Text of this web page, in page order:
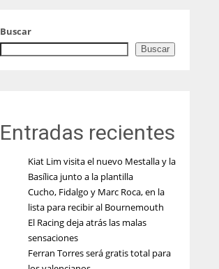
Buscar
Buscar
Entradas recientes
Kiat Lim visita el nuevo Mestalla y la
Basílica junto a la plantilla
Cucho, Fidalgo y Marc Roca, en la
lista para recibir al Bournemouth
El Racing deja atrás las malas
sensaciones
Ferran Torres será gratis total para